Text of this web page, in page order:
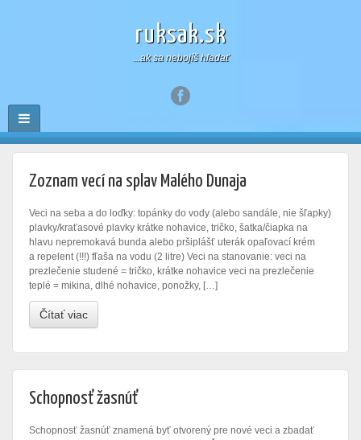
ruksak.sk
...ak sa nebojíš hľadať
Zoznam vecí na splav Malého Dunaja
Veci na seba a do loďky: topánky do vody (alebo sandále, nie šľapky)
plavky/kraťasové plavky krátke nohavice, tričko, šatka/čiapka na
hlavu nepremokavá bunda alebo pršiplášť uterák opaľovací krém
a repelent (!!!) fľaša na vodu (2 litre) Veci na stanovanie: veci na
prezlečenie studené = tričko, krátke nohavice veci na prezlečenie
teplé = mikina, dlhé nohavice, ponožky, […]
Čítať viac
Schopnosť žasnúť
Schopnosť žasnúť znamená byť otvorený pre nové veci a zbadať